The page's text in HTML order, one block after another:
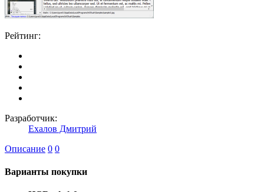
Рейтинг:
Разработчик:
Ехалов Дмитрий
Описание 0 0
Варианты покупки